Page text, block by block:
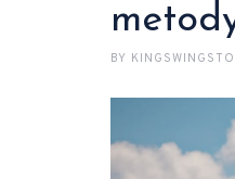
BY